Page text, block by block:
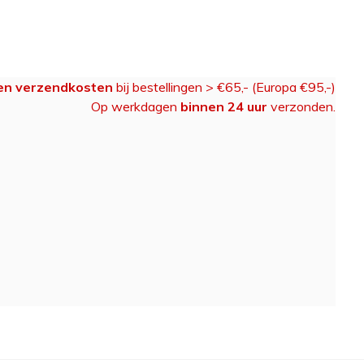
verzendkosten bij bestellingen > €65,- (Europa €95,-)
Op werkdagen binnen 24 uur verzonden.